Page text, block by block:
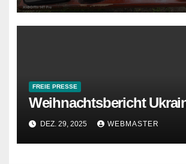
FREIE PRESSE
Weihnachtsbericht
DEZ. 29, 2025 WEBMASTER